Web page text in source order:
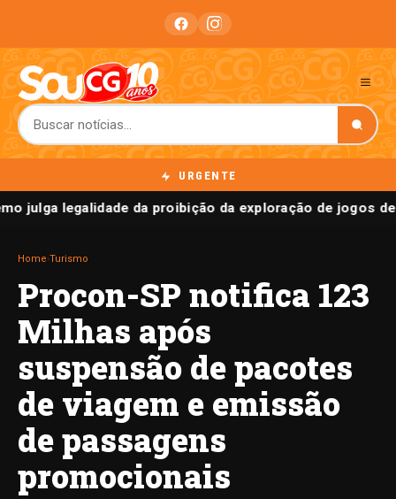
URGENTE
julga legalidade da proibição da exploração de jogos
Home Turismo
Procon-SP notifica 123
Milhas após
suspensão de pacotes
de viagem e emissão
de passagens
promocionais